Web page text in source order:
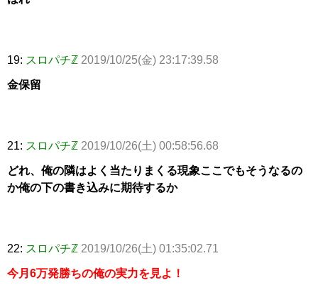
19: スロパチℤ 2019/10/25(金) 23:17:39.58
金保留
21: スロパチℤ 2019/10/26(土) 00:58:56.68
どれ、俺の隣はよく当たりまくる現象ここでもそうなるの
か俺の下の書き込みに期待するか
22: スロパチℤ 2019/10/26(土) 01:35:02.71
今月6万発勝ちの俺の実力を見よ！